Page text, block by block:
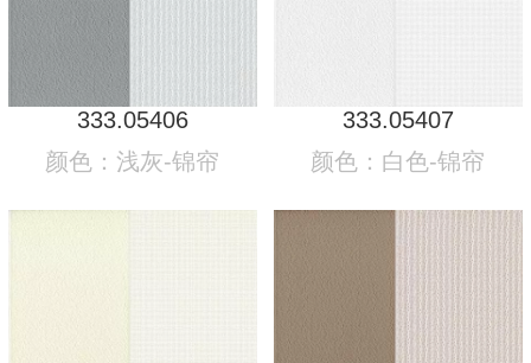
333.05406
颜色：浅灰-锦帘
333.05407
颜色：白色-锦帘